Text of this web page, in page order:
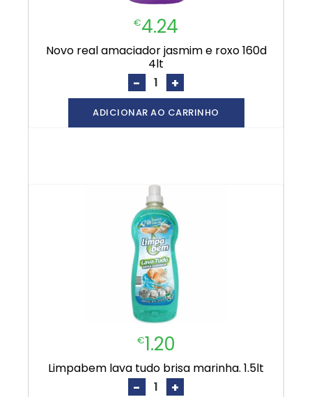
€4.24
novo real amaciador jasmim e roxo 160d
4lt
- +
ADICIONAR AO CARRINHO
€1.20
limpabem lava tudo brisa marinha. 1.5lt
- +